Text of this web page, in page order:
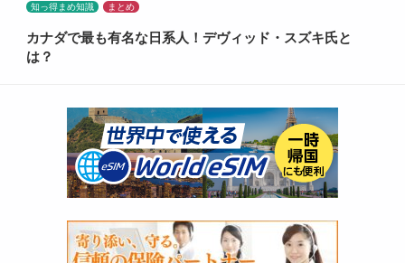
知っ得まめ知識 まとめ
カナダで最も有名な日系人！デヴィッド・スズキ氏と
は？